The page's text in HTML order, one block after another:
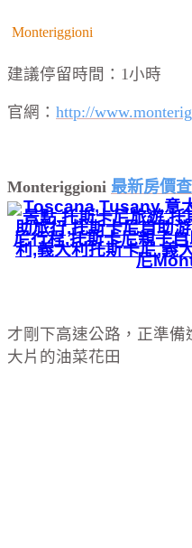
Monteriggioni
建議停留時間：1小時
官網： http://
Monteriggioni 最新房價
才剛下高速公路，正準
大片的油菜花田